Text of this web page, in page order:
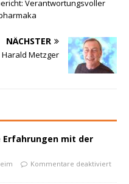
Verantwortungsvoller
NÄCHSTER
Metzger
Erfahrungen mit der
Kommentare deaktiviert